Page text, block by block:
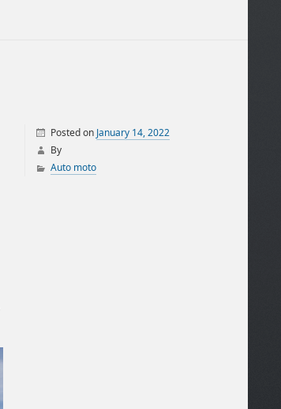
Posted on January 14, 2022
By
Auto moto